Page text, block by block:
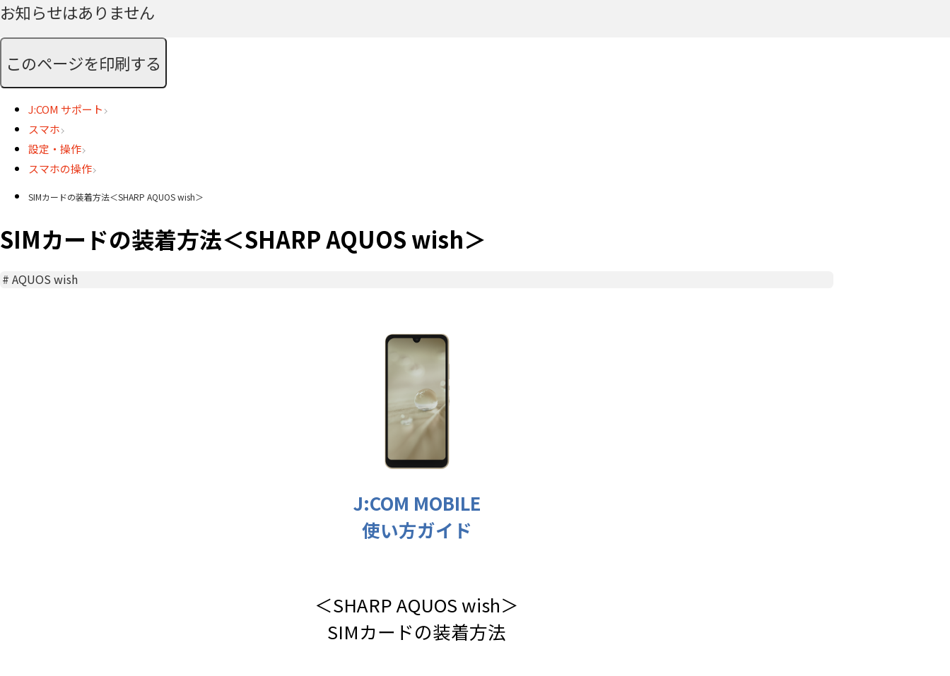
お知らせはありません
このページを印刷する
J:COM サポート
スマホ
設定・操作
スマホの操作
SIMカードの装着方法＜SHARP AQUOS wish＞
SIMカードの装着方法＜SHARP AQUOS wish＞
#AQUOS wish
J:COM MOBILE
使い方ガイド
＜SHARP AQUOS wish＞
SIMカードの装着方法